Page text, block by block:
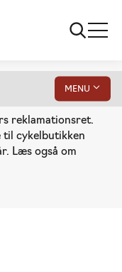
reklamationsret.
til cykelbutikken
Læs også om
MENU